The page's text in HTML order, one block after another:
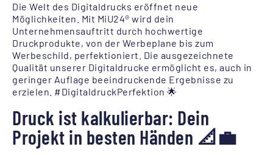
Die Welt des Digitaldrucks eröffnet neue
Möglichkeiten. Mit MiU24® wird dein
Unternehmensauftritt durch hochwertige
Druckprodukte, von der Werbeplane bis zum
Werbeschild, perfektioniert. Die ausgezeichnete
Qualität unserer Digitaldrucke ermöglicht es, auch in
geringer Auflage beeindruckende Ergebnisse zu
erzielen. #DigitaldruckPerfektion 🌟
Druck ist kalkulierbar: Dein
Projekt in besten Händen 📐💼